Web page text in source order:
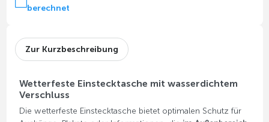
berechnet
Zur Kurzbeschreibung
Wetterfeste Einstecktasche mit wasserdichtem
Verschluss
Die wetterfeste Einstecktasche bietet optimalen Schutz für